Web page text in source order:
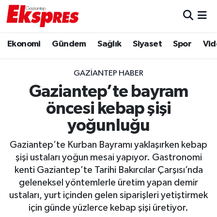
Ekonomi Gündem Sağlık Siyaset Spor
GAZIANTEP HABER
Gaziantep’te bayram
öncesi kebap şişi
yoğunluğu
Gaziantep’te Kurban Bayramı yaklaşırken kebap
şişi ustaları yoğun mesai yapıyor. Gastronomi
kenti Gaziantep’te Tarihi Bakırcılar Çarşısı’nda
geleneksel yöntemlerle üretim yapan demir
ustaları, yurt içinden gelen siparişleri yetiştirmek
için günde yüzlerce kebap şişi üretiyor.
Ekonomi
Gaziantep son dakika
Genel
Haberler
Kültür Sanat
Magazin
Trafik Durumu
Puan Durumu ve Fikstür
Tüm Manşetler
Son Dakika Haberleri
Haber Arşivi